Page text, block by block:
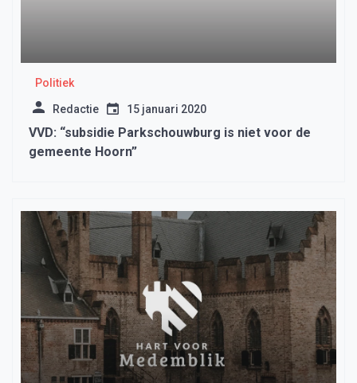
Politiek
Redactie 15 januari 2020
VVD: “subsidie Parkschouwburg is niet voor de
gemeente Hoorn”